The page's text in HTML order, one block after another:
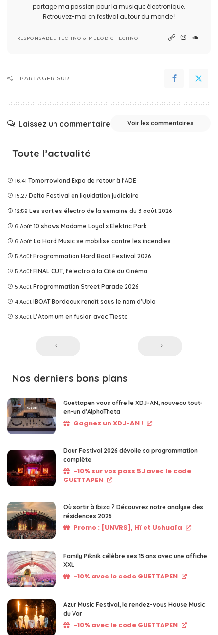
partage ma passion pour la musique électronique.
Retrouvez-moi en festival autour du monde !
RESPONSABLE TECHNO & MELODIC TECHNO
PARTAGER SUR
Laissez un commentaire Voir les commentaires
Toute l’actualité
16:41 Tomorrowland Expo de retour à l'ADE
15:27 Delta Festival en liquidation judiciaire
12:59 Les sorties électro de la semaine du 3 août 2026
6 Août 10 shows Madame Loyal x Elektric Park
6 Août La Hard Music se mobilise contre les incendies
5 Août Programmation Hard Boat Festival 2026
5 Août FINAL CUT, l'électro à la Cité du Cinéma
5 Août Programmation Street Parade 2026
4 Août IBOAT Bordeaux renaît sous le nom d'Ublo
3 Août L’Atomium en fusion avec Tîesto
Nos derniers bons plans
Guettapen vous offre le XDJ-AN, nouveau tout-
en-un d’AlphaTheta
Gagnez un XDJ-AN !
Dour Festival 2026 dévoile sa programmation
complète
-10% sur vos pass 5J avec le code
GUETTAPEN
Où sortir à Ibiza ? Découvrez notre analyse des
résidences 2026
Promo : [UNVRS], Hï et Ushuaïa
Family Piknik célèbre ses 15 ans avec une affiche
XXL
-10% avec le code GUETTAPEN
Azur Music Festival, le rendez-vous House Music
du Var
-10% avec le code GUETTAPEN